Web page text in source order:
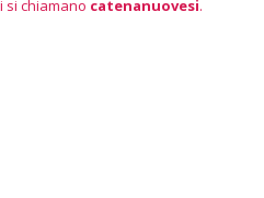
si chiamano catenanuovesi.